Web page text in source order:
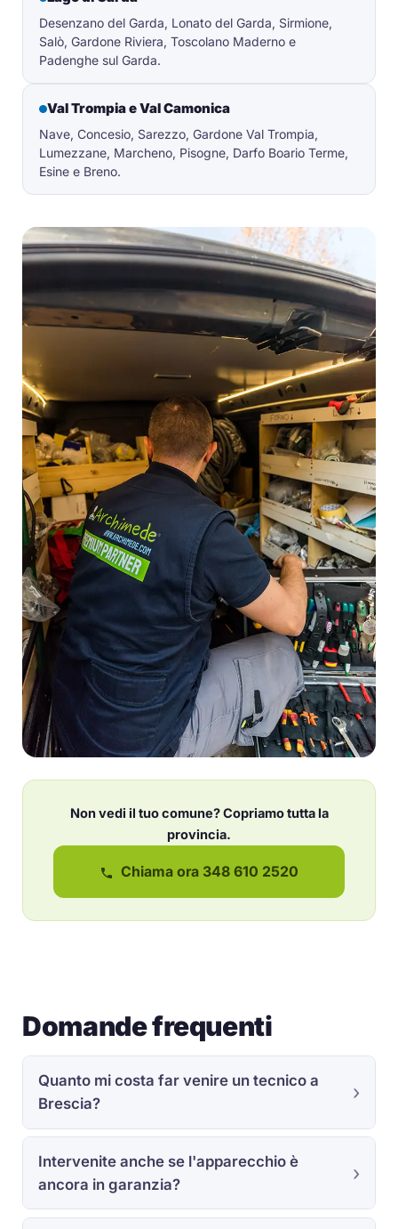
Desenzano del Garda, Lonato del Garda, Sirmione,
Salò, Gardone Riviera, Toscolano Maderno e
Padenghe sul Garda.
Val Trompia e Val Camonica
Nave, Concesio, Sarezzo, Gardone Val Trompia,
Lumezzane, Marcheno, Pisogne, Darfo Boario Terme,
Esine e Breno.
Non vedi il tuo comune? Copriamo tutta la
provincia.
Chiama ora 348 610 2520
Domande frequenti
Quanto mi costa far venire un tecnico a
Brescia?
Intervenite anche se l'apparecchio è
ancora in garanzia?